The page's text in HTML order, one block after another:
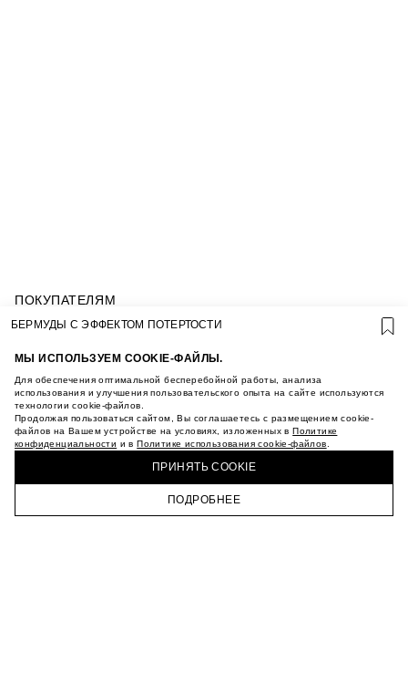
МЫ ИСПОЛЬЗУЕМ COOKIE-ФАЙЛЫ.
Для обеспечения оптимальной бесперебойной работы, анализа
использования и улучшения пользовательского опыта на сайте используются
технологии cookie-файлов.
Продолжая пользоваться сайтом, Вы соглашаетесь с размещением cookie-
файлов на Вашем устройстве на условиях, изложенных вПолитике
конфиденциальности и вПолитике использования cookie-файлов
ПРИНЯТЬ COOKIE
ПОДРОБНЕЕ
ГЛАВНАЯ КАТАЛОГ КОРЗИНА ПРОФИЛЬ
ПОКУПАТЕЛЯМ
УСЛОВИЯ ИСПОЛЬЗОВАНИЯ ПОДАРОЧНЫХ
ПОЛИТИКА КОНФИДЕНЦИАЛЬНОСТИ
УСЛОВИЯ ПОКУПКИ
О НАС
МАГАЗИНЫ
КАРЬЕРА
ТЕЛЕГРАМ
ПОДПИСАТЬСЯ НА НОВОСТИ
БЕРМУДЫ С ЭФФЕКТОМ ПОТЕРТОСТИ
КУПИТЬ + ПОЛУЧИТЬ В МАГАЗИНЕ MAAG